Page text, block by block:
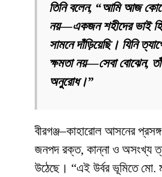
তিনি বলেন, “আমি আজ
নয়—একজন শহীদের ভাই
সামনে দাঁড়িয়েছি। যিনি
ক্ষমতা নয়—সেবা বোঝেন,
অনুরোধ।”
বীরগঞ্জ–কাহারোল আসনের
জনপদ রক্ত, কান্না ও অসংখ্য
উঠেছে। “এই উর্বর ভূমিতে মো.